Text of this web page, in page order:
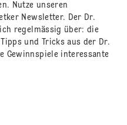
Nutze unseren
Newsletter. Der Dr.
regelmässig über: die
und Tricks aus der Dr.
Gewinnspiele interessante